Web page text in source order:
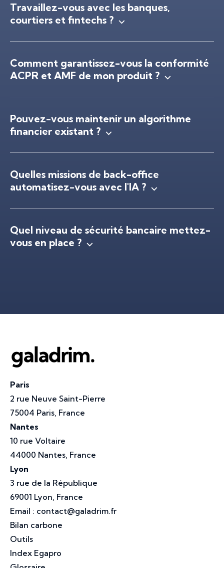
Travaillez-vous avec les banques,
courtiers et fintechs ?
Comment garantissez-vous la conformité
ACPR et AMF de mon produit ?
Pouvez-vous maintenir un algorithme
financier existant ?
Quelles missions de back-office
automatisez-vous avec l'IA ?
Quel niveau de sécurité bancaire mettez-
vous en place ?
Paris
2 rue Neuve Saint-Pierre
75004 Paris, France
Nantes
10 rue Voltaire
44000 Nantes, France
Lyon
3 rue de la République
69001 Lyon, France
Email : contact@galadrim.fr
Bilan carbone
Outils
Index Egapro